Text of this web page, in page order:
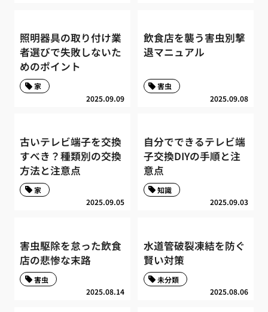
照明器具の取り付け業
者選びで失敗しないた
めのポイント
2025.09.09
家
飲食店を襲う害虫別撃
退マニュアル
2025.09.08
害虫
古いテレビ端子を交換
すべき？種類別の交換
方法と注意点
2025.09.05
家
自分でできるテレビ端
子交換DIYの手順と注
意点
2025.09.03
知識
害虫駆除を怠った飲食
店の悲惨な末路
2025.08.14
害虫
水道管破裂凍結を防ぐ
賢い対策
2025.08.06
未分類